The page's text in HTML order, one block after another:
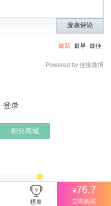
发表评论
最新 最早 最佳
Powered by 连接微博
登录
积分商城
榜单
¥76.7
立即购买